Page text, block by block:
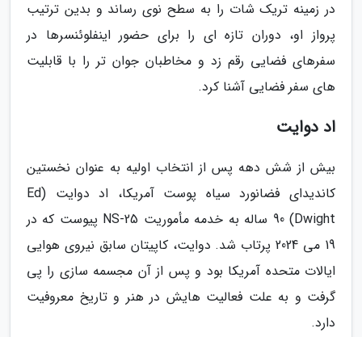
در زمینه تریک شات را به سطح نوی رساند و بدین ترتیب
پرواز او، دوران تازه ای را برای حضور اینفلوئنسرها در
سفرهای فضایی رقم زد و مخاطبان جوان تر را با قابلیت
های سفر فضایی آشنا کرد.
اد دوایت
بیش از شش دهه پس از انتخاب اولیه به عنوان نخستین
کاندیدای فضانورد سیاه پوست آمریکا، اد دوایت (Ed
Dwight) 90 ساله به خدمه مأموریت NS-25 پیوست که در
19 می 2024 پرتاب شد. دوایت، کاپیتان سابق نیروی هوایی
ایالات متحده آمریکا بود و پس از آن مجسمه سازی را پی
گرفت و به علت فعالیت هایش در هنر و تاریخ معروفیت
دارد.